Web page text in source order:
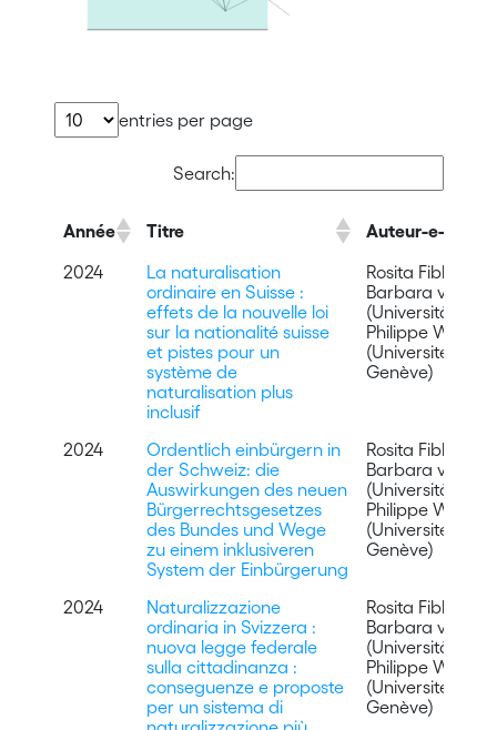
entries per page
Search:
Année Titre Auteur-e-s
2024
La naturalisation
ordinaire en Suisse :
effets de la nouvelle loi
sur la nationalité suisse
et pistes pour un
système de
naturalisation plus
inclusif
Rosita Fibbi
Barbara von
(Universität
Philippe Wanner
(Université de
Genève)
2024
Ordentlich einbürgern in
der Schweiz: die
Auswirkungen des neuen
Bürgerrechtsgesetzes
des Bundes und Wege
zu einem inklusiveren
System der Einbürgerung
Rosita Fibbi
Barbara von
(Universität
Philippe Wanner
(Université de
Genève)
2024
Naturalizzazione
ordinaria in Svizzera :
nuova legge federale
sulla cittadinanza :
conseguenze e proposte
per un sistema di
Rosita Fibbi
Barbara von
(Universität
Philippe Wanner
(Université de
Genève)